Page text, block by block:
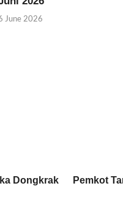
June 2026
Dongkrak
Pemkot